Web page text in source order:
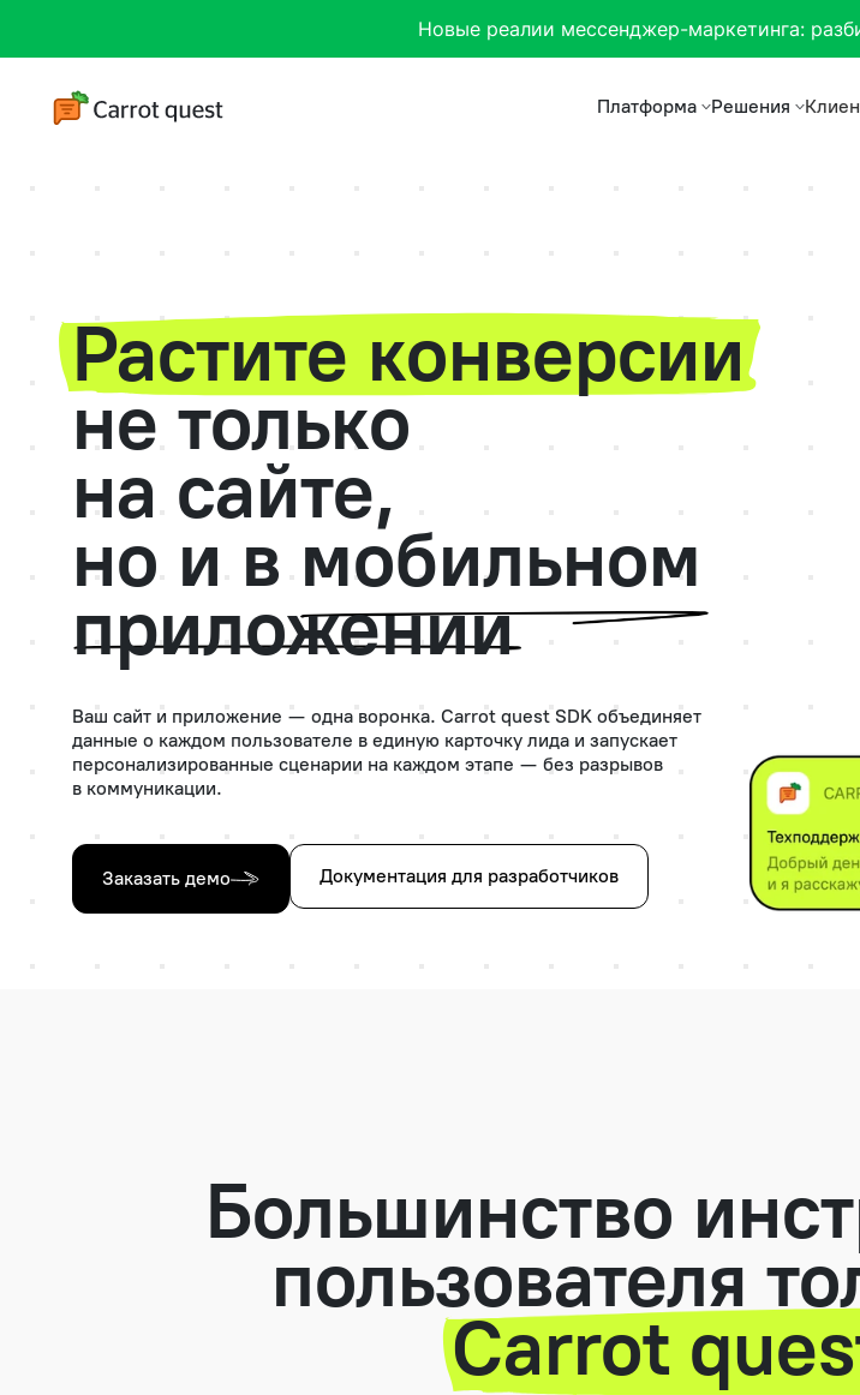
Новые реалии мессенджер-маркетинга:
Платформа Решения
Растите конверсии
не только
на сайте,
но и в мобильном
приложении
Ваш сайт и приложение — одна воронка. Carrot quest SDK объединяет
данные о каждом пользователе в единую карточку лида и запускает
персонализированные сценарии на каждом этапе — без разрывов
в коммуникации.
Заказать демо Документация для разработчиков
Большинство
пользователя
Carrot